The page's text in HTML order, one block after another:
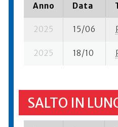
Anno Data
2025 15/06
2025 18/10
SALTO IN